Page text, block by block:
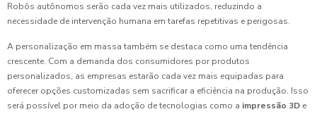
Robôs autônomos serão cada vez mais utilizados, reduzindo a
necessidade de intervenção humana em tarefas repetitivas e perigosas.
A personalização em massa também se destaca como uma tendência
crescente. Com a demanda dos consumidores por produtos
personalizados, as empresas estarão cada vez mais equipadas para
oferecer opções customizadas sem sacrificar a eficiência na produção. Isso
será possível por meio da adoção de tecnologias como a impressão 3D e